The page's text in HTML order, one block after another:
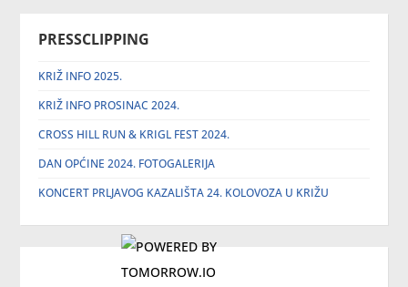
PRESSCLIPPING
KRIŽ INFO 2025.
KRIŽ INFO PROSINAC 2024.
CROSS HILL RUN & KRIGL FEST 2024.
DAN OPĆINE 2024. FOTOGALERIJA
KONCERT PRLJAVOG KAZALIŠTA 24. KOLOVOZA U KRIŽU